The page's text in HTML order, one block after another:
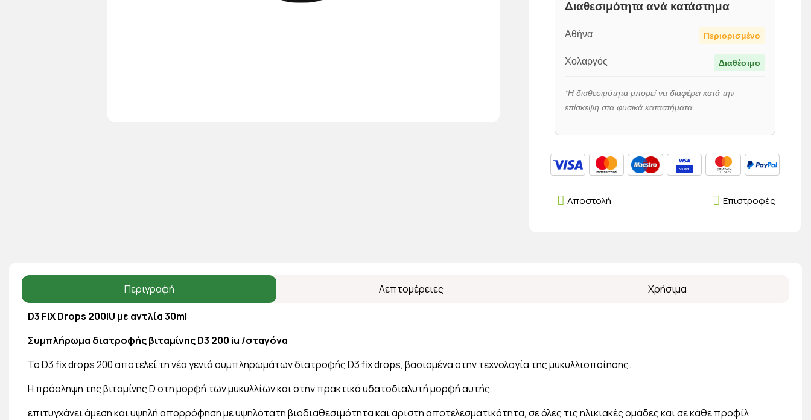
Διαθεσιμότητα ανά κατάστημα
Αθήνα Περιορισμένο
Χολαργός Διαθέσιμο
*Η διαθεσιμότητα μπορεί να διαφέρει κατά την
επίσκεψη στα φυσικά καταστήματα.
Επιστροφές
Αποστολή
Περιγραφή Λεπτομέρειες Χρήσιμα
D3 FIX Drops 200IU με αντλία 30ml
Συμπλήρωμα διατροφής βιταμίνης D3 200 iu /σταγόνα
To D3 fix drops 200 αποτελεί τη νέα γενιά συμπληρωμάτων διατροφής D3 fix drops, βασισμένα στην τεχνολογία της μυκυλλιοποίησης.
Η πρόσληψη της βιταμίνης D στη μορφή των μυκυλλίων και στην πρακτικά υδατοδιαλυτή μορφή αυτής,
επιτυγχάνει άμεση και υψηλή απορρόφηση με υψηλότατη βιοδιαθεσιμότητα και άριστη αποτελεσματικότητα, σε όλες τις ηλικιακές ομάδες και σε κάθε προφίλ